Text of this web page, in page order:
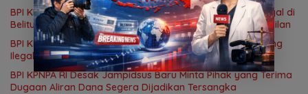
BPI KPNPA RI Apresiasi Polda Babel Usut 53 Ton Timah Ilegal di
Belitung, Rahmad Sukendar : Kami Kawal Sampai Pengadilan
BPI KPNPA RI Desak Bareskrim Usut Tuntas Kasus Tambang
Ilegal, Pertanyakan Belum Ditahannya Anton Timbang
BPI KPNPA RI Desak Jampidsus Baru Minta Pihak yang Terima
Dugaan Aliran Dana Segera Dijadikan Tersangka